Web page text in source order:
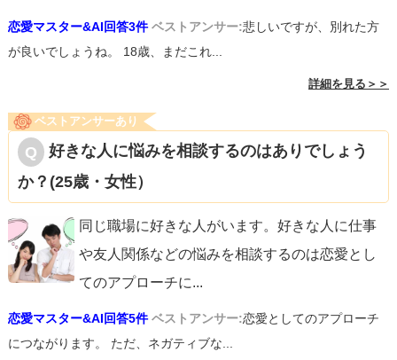
恋愛マスター&AI回答3件 ベストアンサー:悲しいですが、別れた方
が良いでしょうね。 18歳、まだこれ...
詳細を見る＞＞
ベストアンサーあり
好きな人に悩みを相談するのはありでしょう
か？(25歳・女性）
同じ職場に好きな人がいます。好きな人に仕事
や友人関係などの悩みを相談するのは恋愛とし
てのアプローチに...
恋愛マスター&AI回答5件 ベストアンサー:恋愛としてのアプローチ
につながります。 ただ、ネガティブな...